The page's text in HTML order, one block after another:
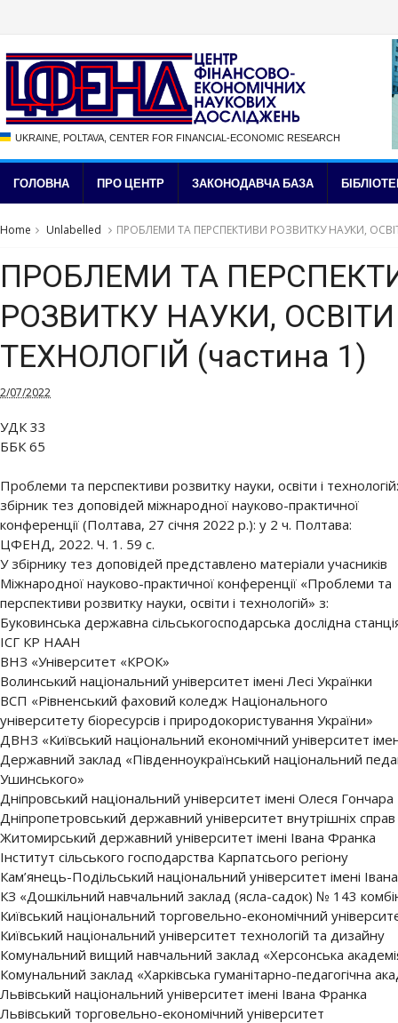
UKRAINE, POLTAVA, CENTER FOR FINANCIAL-ECONOMIC RESEARCH
ГОЛОВНА ПРО ЦЕНТР ЗАКОНОДАВЧА БАЗА
Home Unlabelled ПРОБЛЕМИ ТА ПЕРСПЕКТИВИ РОЗВИТКУ НАУКИ,
ПРОБЛЕМИ ТА
РОЗВИТКУ НАУКИ, ОСВІТИ
ТЕХНОЛОГІЙ (частина 1)
2/07/2022
УДК 33
ББК 65
Проблеми та перспективи розвитку науки, освіти і технологій:
збірник тез доповідей міжнародної науково-практичної
конференції (Полтава, 27 січня 2022 р.): у 2 ч. Полтава:
ЦФЕНД, 2022. Ч. 1. 59 с.
У збірнику тез доповідей представлено матеріали учасників
Міжнародної науково-практичної конференції «Проблеми та
перспективи розвитку науки, освіти і технологій» з:
Буковинська державна сільськогосподарська дослідна
ІСГ КР НААН
ВНЗ «Університет «КРОК»
Волинський національний університет імені Лесі Українки
ВСП «Рівненський фаховий коледж Національного
університету біоресурсів і природокористування України»
ДВНЗ «Київський національний економічний університет
Державний заклад «Південноукраїнський національний
Ушинського»
Дніпровський національний університет імені Олеся Гончара
Дніпропетровський державний університет внутрішніх справ
Житомирський державний університет імені Івана Франка
Інститут сільського господарства Карпатсього регіону
Кам’янець-Подільський національний університет імені
КЗ «Дошкільний навчальний заклад (ясла-садок) № 143
Київський національний торговельно-економічний
Київський національний університет технологій та дизайну
Комунальний вищий навчальний заклад «Херсонська
Комунальний заклад «Харківська гуманітарно-педагогічна
Львівський національний університет імені Івана Франка
Львівський торговельно-економічний університет